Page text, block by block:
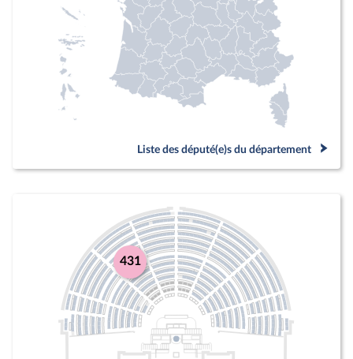
Liste des député(e)s du département
431